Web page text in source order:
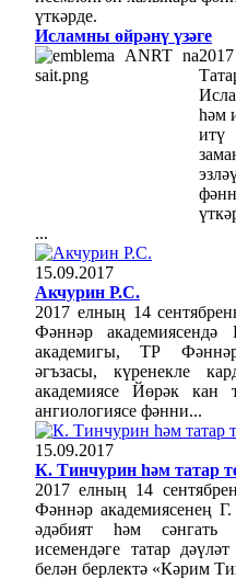
үткәрде.
Исламны өйрәнү үзәге
һәм
итү
...
15.09.2017
Акчурин Р.С.
2017 елның 14
Фәннәр академиясендә
академигы, ТР
әгъзасы, күренекле
академиясе Йөрәк кан
ангиологиясе фәнни...
15.09.2017
К. Тинчурин һәм татар
2017 елның 14
Фәннәр академиясенең
әдәбият һәм
исемендәге татар
белән берлектә «Кәрим